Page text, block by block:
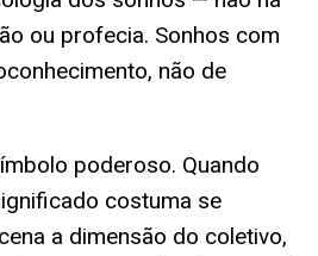
ou profecia. Sonhos com
não de
poderoso. Quando
costuma se
a dimensão do coletivo,